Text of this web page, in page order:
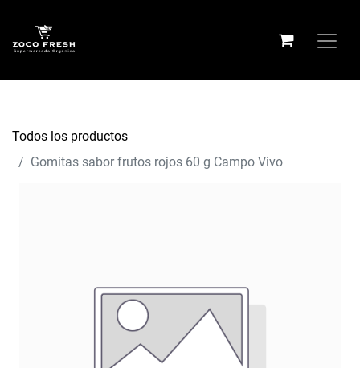
Todos los productos
Gomitas sabor frutos rojos 60 g Campo Vivo